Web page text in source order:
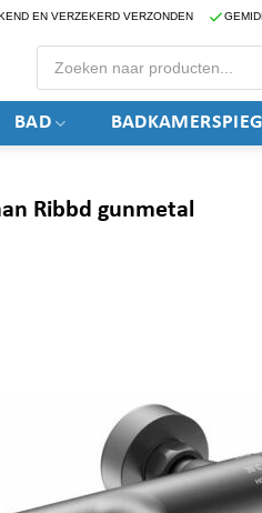
EN VERZEKERD VERZONDEN
Producten
zoeken
BAD
Ribbd gunmetal